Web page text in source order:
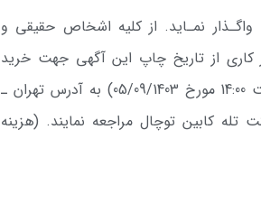
نمـاید. از کلیه اشخاص حقیقی و
شرایط دعوت می­شود برای حضور در مزایده ظرف مدت 7 روز کاری از تاریخ چاپ این آگهی جهت خرید
برگ شرایط و بازدید از محل و تحویل پیشنهادات در پاکات دربسته (تا ساعت 14:00 مورخ 05/09/1403) به آدرس تهران ـ
تله­ کابین توچال مراجعه نمایند. (هزینه